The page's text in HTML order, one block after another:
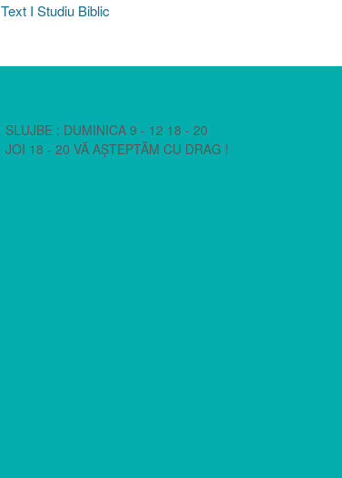
Text I Studiu Biblic
SLUJBE : DUMINICA 9 - 12 18 - 20
JOI 18 - 20 VĂ AȘTEPTĂM CU DRAG !